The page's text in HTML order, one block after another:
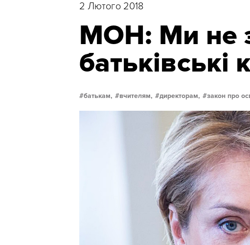
2 Лютого 2018
МОН: Ми не
батьківські
батькам, вчителям, директорам, закон про